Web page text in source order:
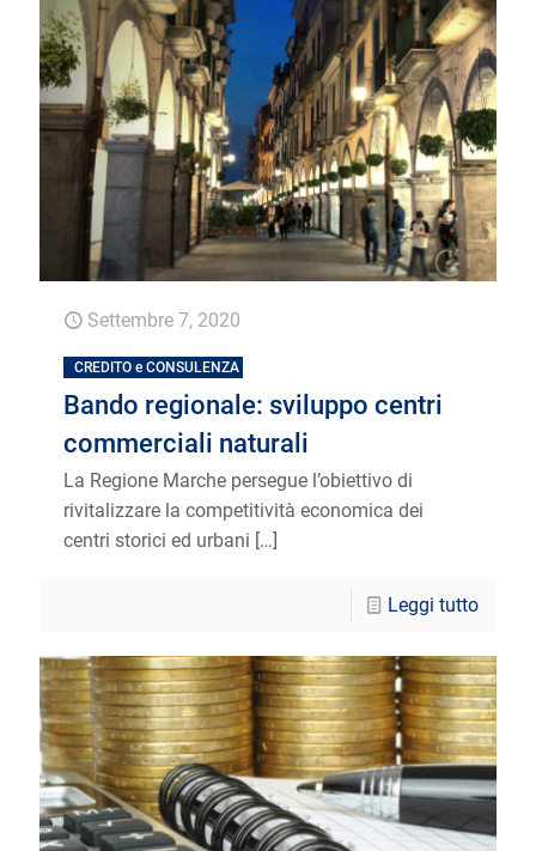
Settembre 7, 2020
CREDITO e CONSULENZA
Bando regionale: sviluppo centri
commerciali naturali
La Regione Marche persegue l’obiettivo di
rivitalizzare la competitività economica dei
centri storici ed urbani […]
Leggi tutto